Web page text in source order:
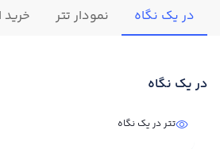
در یک نگاه نمودار تتر خرید
در یک نگاه
تتر در یک نگاه